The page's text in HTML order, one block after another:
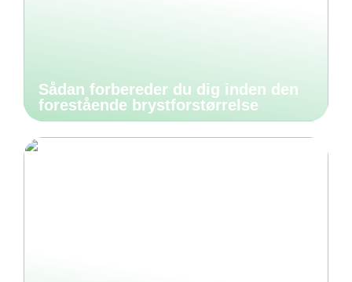
Sådan forbereder du dig inden den
forestående brystforstørrelse